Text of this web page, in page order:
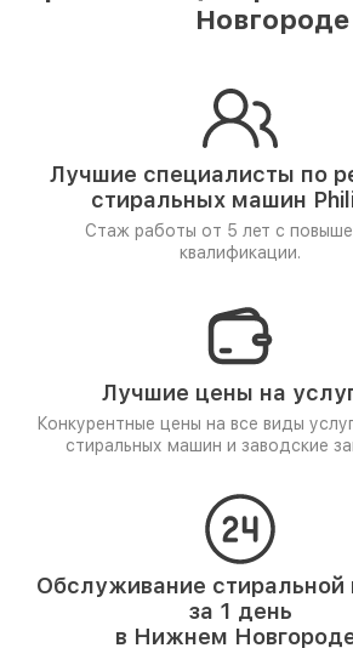
Новгороде
Лучшие специалисты по
стиральных машин
Стаж работы от 5 лет с
квалификации.
Лучшие цены на
Конкурентные цены на все виды
стиральных машин и заводские
Обслуживание
за 1 день
в Нижнем